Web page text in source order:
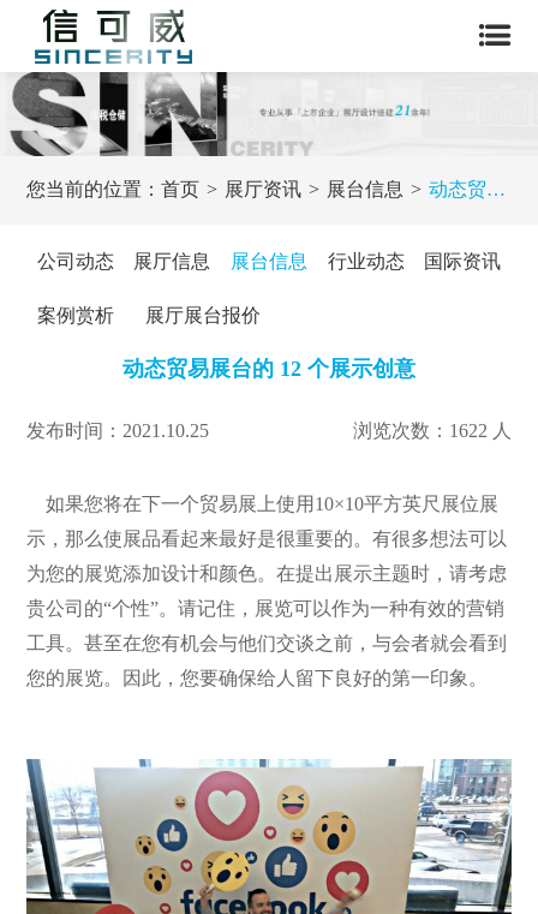
您当前的位置：首页 展厅资讯 展台信息 动态贸易展台的 12 个展示创意
公司动态 展厅信息 展台信息 行业动态 国际资讯
案例赏析 展厅展台报价
动态贸易展台的 12 个展示创意
发布时间：2021.10.25 浏览次数：1622 人
如果您将在下一个贸易展上使用10×10平方英尺 展位展
示，那么使展品看起来最好是很重要的。有很多想法可以
为您的展览添加设计和颜色。在提出展示主题时，请考虑
贵公司的“个性”。请记住，展览可以作为一种有效的营销
工具。甚至在您有机会与他们交谈之前，与会者就会看到
您的展览。因此，您要确保给人留下良好的第一印象。